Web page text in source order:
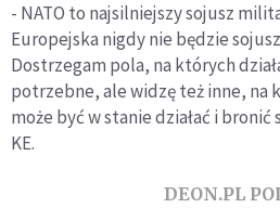
- NATO to najsilniejszy sojusz
Europejska nigdy nie będzie
Dostrzegam pola, na których
potrzebne, ale widzę też inne, na
może być w stanie działać i bronić
KE.
DEON.PL